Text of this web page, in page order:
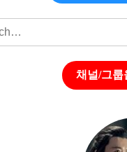
채널/그룹